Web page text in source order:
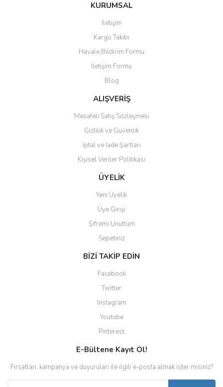
KURUMSAL
İletişim
Kargo Takibi
Havale Bildirim Formu
İletişim Formu
Blog
ALIŞVERİŞ
Mesafeli Satış Sözleşmesi
Gizlilik ve Güvenlik
İptal ve İade Şartları
Kişisel Veriler Politikası
ÜYELİK
Yeni Üyelik
Üye Girişi
Şifremi Unuttum
Sepetiniz
BİZİ TAKİP EDİN
Facebook
Twitter
Instagram
Youtube
Pinterest
E-Bültene Kayıt Ol!
Fırsatları, kampanya ve duyuruları ile ilgili e-posta almak ister misiniz?